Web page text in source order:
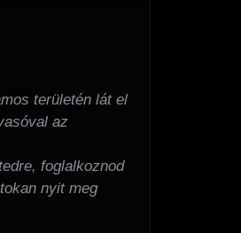
területén lát el
az
foglalkoznod
nyit meg